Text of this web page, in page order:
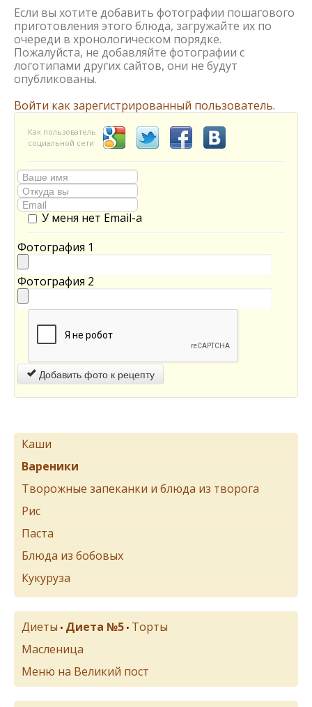
Если вы хотите добавить фотографии пошагового
приготовления этого блюда, загружайте их по
очереди в хронологическом порядке.
Пожалуйста, не добавляйте фотографии с
логотипами других сайтов, они не будут
опубликованы.
Войти как зарегистрированный пользователь.
Как пользователь
социальной сети
У меня нет Email-а
Фотография 1
Фотография 2
Добавить фото к рецепту
Каши
Вареники
Творожные запеканки и блюда из творога
Рис
Паста
Блюда из бобовых
Кукуруза
Диеты • Диета №5 • Торты
Масленица
Меню на Великий пост